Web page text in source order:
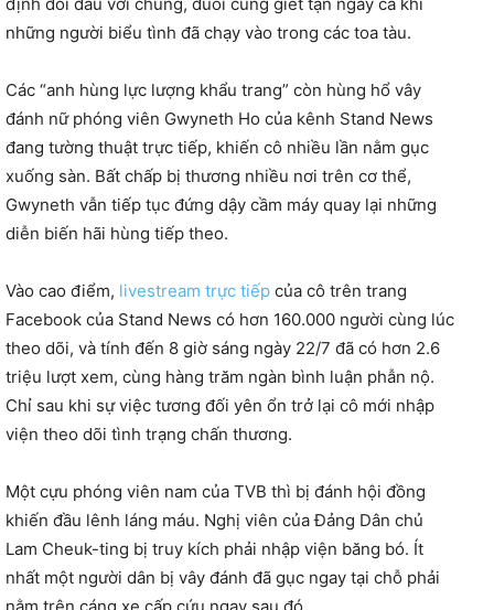
những người biểu tình đã chạy vào trong các toa tàu.
Các “anh hùng lực lượng khẩu trang” còn hùng hổ vây
đánh nữ phóng viên Gwyneth Ho của kênh Stand News
đang tường thuật trực tiếp, khiến cô nhiều lần nằm gục
xuống sàn. Bất chấp bị thương nhiều nơi trên cơ thể,
Gwyneth vẫn tiếp tục đứng dậy cầm máy quay lại những
diễn biến hãi hùng tiếp theo.
Vào cao điểm, livestream trực tiếp của cô trên trang
Facebook của Stand News có hơn 160.000 người cùng lúc
theo dõi, và tính đến 8 giờ sáng ngày 22/7 đã có hơn 2.6
triệu lượt xem, cùng hàng trăm ngàn bình luận phẫn nộ.
Chỉ sau khi sự việc tương đối yên ổn trở lại cô mới nhập
viện theo dõi tình trạng chấn thương.
Một cựu phóng viên nam của TVB thì bị đánh hội đồng
khiến đầu lênh láng máu. Nghị viên của Đảng Dân chủ
Lam Cheuk-ting bị truy kích phải nhập viện băng bó. Ít
nhất một người dân bị vây đánh đã gục ngay tại chỗ phải